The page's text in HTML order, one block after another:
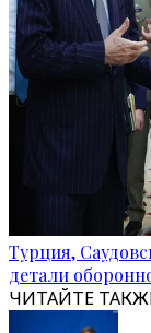
Турция,
детали
ЧИТАЙТЕ